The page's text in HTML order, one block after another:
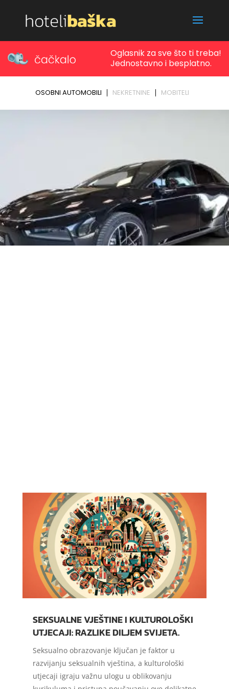
SEKSUALNE VJEŠTINE I KULTUROLOŠKI
UTJECAJI: RAZLIKE DILJEM SVIJETA.
Seksualno obrazovanje ključan je faktor u
razvijanju seksualnih vještina, a kulturološki
utjecaji igraju važnu ulogu u oblikovanju